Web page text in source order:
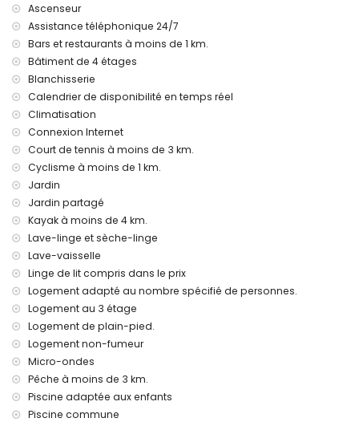
Remarque:le complexe résidentiel est situé dans une nouvelle
zone de développement, les activités de construction dans la
zone ne sont donc pas exclues.
Informations additionnelles
ville/village plus proche dans un rayon de 1000 mètres
l'appartement
plage la plus proche: Marinetta Casiana (dans un rayon de
1000 mètres l'appartement)
port le plus proche: Denia (dans un rayon de 1000 mètres
l'appartement)
kilomètres l'appartement)
deuxième aéroport le plus proche: Alicante (dans un rayon
de 100 kilomètres l'appartement)
transport public: bus dans un rayon de 1000 mètres
l'appartement
logement avec interdiction de fumer
les animaux domestiques ne sont pas admis
La location est très convenable pour les familles avec des
enfants
Caractéristiques et services inclus dans le prix de location de
l'appartement
internet (WiFi)
literie et serviettes
assistance téléphonique 24h/24
Ascenseur
Assistance téléphonique 24/7
Bars et restaurants à moins de 1 km.
Bâtiment de 4 étages
Blanchisserie
Calendrier de disponibilité en temps réel
Climatisation
Connexion Internet
Court de tennis à moins de 3 km.
Cyclisme à moins de 1 km.
Jardin
Jardin partagé
Kayak à moins de 4 km.
Lave-linge et sèche-linge
Lave-vaisselle
Linge de lit compris dans le prix
Logement adapté au nombre spécifié de personnes.
Logement au 3 étage
Logement de plain-pied.
Logement non-fumeur
Micro-ondes
Pêche à moins de 3 km.
Piscine adaptée aux enfants
Piscine commune